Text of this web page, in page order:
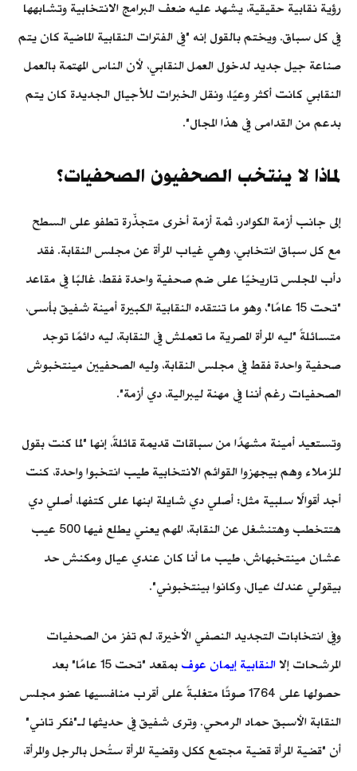
رؤية نقابية حقيقية، يشهد عليه ضعف البرامج الانتخابية وتشابهها
في كل سباق. ويختم بالقول إنه "في الفترات النقابية الماضية كان يتم
صناعة جيل جديد لدخول العمل النقابي، لأن الناس المهتمة بالعمل
النقابي كانت أكثر وعيًا، ونقل الخبرات للأجيال الجديدة كان يتم
بدعم من القدامى في هذا المجال".
لماذا لا ينتخب الصحفيون الصحفيات؟
إلى جانب أزمة الكوادر، ثمة أزمة أخرى متجذّرة تطفو على السطح
مع كل سباق انتخابي، وهي غياب المرأة عن مجلس النقابة. فقد
دأب المجلس تاريخيًا على ضم صحفية واحدة فقط، غالبًا في مقاعد
"تحت 15 عامًا"، وهو ما تنتقده النقابية الكبيرة أمينة شفيق بأسى،
متسائلةً "ليه المرأة المصرية ما تعملش في النقابة، ليه دائمًا توجد
صحفية واحدة فقط في مجلس النقابة، وليه الصحفيين مينتخبوش
الصحفيات رغم أننا في مهنة ليبرالية، دي أزمة".
وتستعيد أمينة مشهدًا من سباقات قديمة قائلةً، إنها "لما كنت بقول
للزملاء وهم بيجهزوا القوائم الانتخابية طيب انتخبوا واحدة، كنت
أجد أقوالًا سلبية مثل: أصلي دي شايلة ابنها على كتفها، أصلي دي
هتتخطب وهتنشغل عن النقابة، المهم يعني يطلع فيها 500 عيب
عشان مينتخبهاش، طيب ما أنا كان عندي عيال ومكنش حد
بيقولي عندك عيال، وكانوا بينتخبوني".
وفي انتخابات التجديد النصفي الأخيرة، لم تفز من الصحفيات
المرشحات إلا النقابية إيمان عوف
بمقعد "تحت 15 عامًا" بعد
حصولها على 1764 صوتًا متغلبةً على أقرب منافسيها عضو مجلس
النقابة الأسبق حماد الرمحي. وترى شفيق في حديثها لـ"فكر تاني"
أن "قضية المرأة قضية مجتمع ككل، وقضية المرأة ستُحل بالرجل والمرأة،